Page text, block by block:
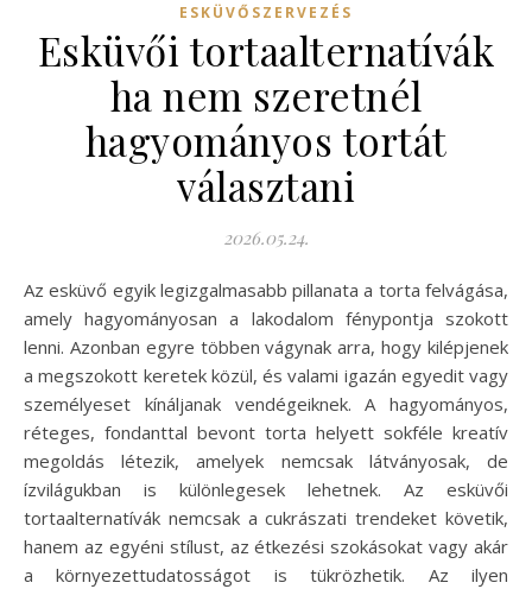
ESKÜVŐSZERVEZÉS
Esküvői tortaalternatívák
ha nem szeretnél
hagyományos tortát
választani
2026.05.24.
Az esküvő egyik legizgalmasabb pillanata a torta felvágása,
amely hagyományosan a lakodalom fénypontja szokott
lenni. Azonban egyre többen vágynak arra, hogy kilépjenek
a megszokott keretek közül, és valami igazán egyedit vagy
személyeset kínáljanak vendégeiknek. A hagyományos,
réteges, fondanttal bevont torta helyett sokféle kreatív
megoldás létezik, amelyek nemcsak látványosak, de
ízvilágukban is különlegesek lehetnek. Az esküvői
tortaalternatívák nemcsak a cukrászati trendeket követik,
hanem az egyéni stílust, az étkezési szokásokat vagy akár
a környezettudatosságot is tükrözhetik. Az ilyen